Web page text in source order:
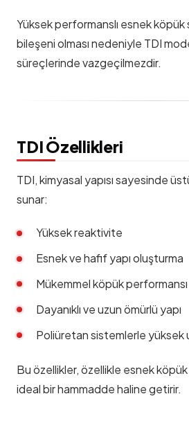
Yüksek performanslı esnek
bileşeni olması nedeniyle TDI
süreçlerinde vazgeçilmezdir.
TDI Özellikleri
TDI, kimyasal yapısı sayesinde
sunar:
Yüksek reaktivite
Esnek ve hafif yapı oluşturma
Mükemmel köpük performansı
Dayanıklı ve uzun ömürlü yapı
Poliüretan sistemlerle yüksek
Bu özellikler, özellikle esnek
ideal bir hammadde haline getirir.